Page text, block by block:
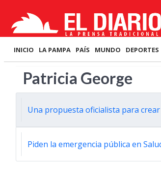
INICIO LA PAMPA PAÍS MUNDO DEPORTES
Patricia George
Una propuesta oficialista para
Piden la emergencia pública en